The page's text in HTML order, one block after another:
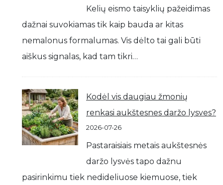
Kelių eismo taisyklių pažeidimas
dažnai suvokiamas tik kaip bauda ar kitas
nemalonus formalumas. Vis dėlto tai gali būti
aiškus signalas, kad tam tikri…
Kodėl vis daugiau žmonių
renkasi aukštesnes daržo lysves?
2026-07-26
Pastaraisiais metais aukštesnės
daržo lysvės tapo dažnu
pasirinkimu tiek nedideliuose kiemuose, tiek